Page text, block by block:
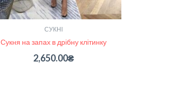
СУКНІ
Сукня на запах в дрібну клітинку
2,650.00₴